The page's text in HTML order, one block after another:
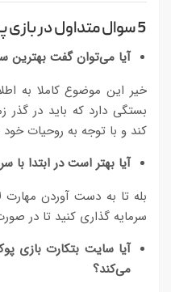
5 سوال متداول در بازی پوکر:
آیا می‌توان گفت بهترین
خیر این موضوع کاملا به
بستگی دارد که باید در
کند و با توجه به روحیات
آیا بهتر است در ابتدا با
بله تا به دست آوردن مهارت
سرمایه گذاری کنید تا در
آیا سایت بتکارت بازی
می‌کند؟